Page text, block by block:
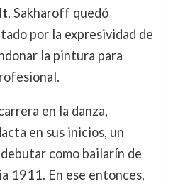
, Sakharoff quedó
por la expresividad de
la pintura para
en la danza,
en sus inicios, un
como bailarín de
1911. En ese entonces,